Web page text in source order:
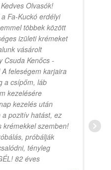
Kedves Olvasók!
Fa-Kuckó erdélyi
többek között
izületi krémeket
vásárolt
Csuda Kenőcs -
feleségem karjaira
a csípőm, láb
kezelésére
kezelés után
pozitív hatást, ez
krémekkel szemben!
próbálják
tényleg
82 éves